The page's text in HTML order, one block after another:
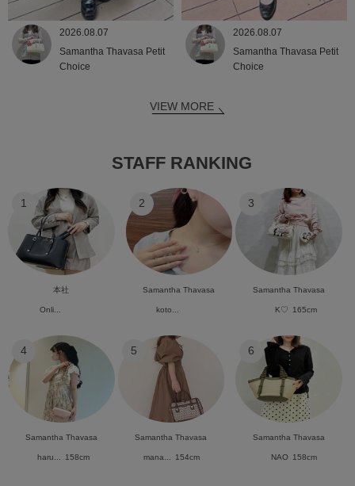
2026.08.07
Samantha Thavasa Petit
Choice
2026.08.07
Samantha Thavasa Petit
Choice
VIEW MORE
STAFF RANKING
1
本社
Onli...
2
Samantha Thavasa
koto...
3
Samantha Thavasa
K♡ 165cm
4
Samantha Thavasa
haru... 158cm
5
Samantha Thavasa
mana... 154cm
6
Samantha Thavasa
NAO 158cm